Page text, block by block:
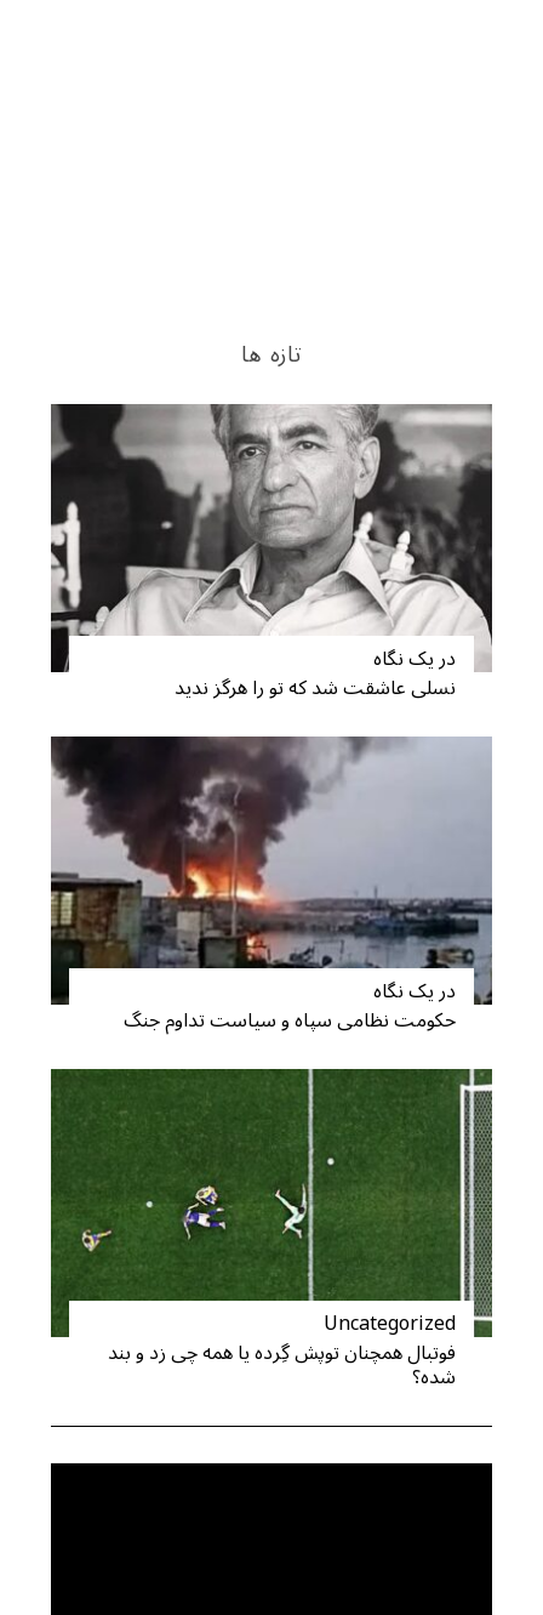
تازه ها
در یک نگاه
نسلی عاشقت شد که تو را هرگز ندید
در یک نگاه
حکومت نظامی سپاه و سیاست تداوم جنگ
Uncategorized
فوتبال همچنان توپش گِرده یا همه چی زد و بند
شده؟
a
f
o
r
: